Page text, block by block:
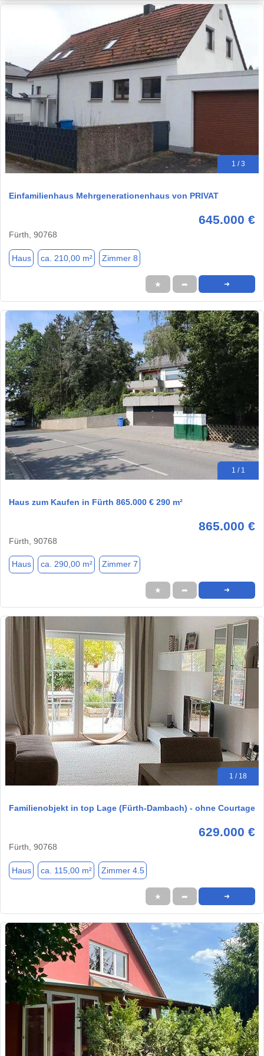
1 / 3
Einfamilienhaus Mehrgenerationenhaus von PRIVAT
645.000 €
Fürth, 90768
Haus ca. 210,00 m² Zimmer 8
★ ➦ ➜
1 / 1
Haus zum Kaufen in Fürth 865.000 € 290 m²
865.000 €
Fürth, 90768
Haus ca. 290,00 m² Zimmer 7
★ ➦ ➜
1 / 18
Familienobjekt in top Lage (Fürth-Dambach) - ohne Courtage
629.000 €
Fürth, 90768
Haus ca. 115,00 m² Zimmer 4.5
★ ➦ ➜